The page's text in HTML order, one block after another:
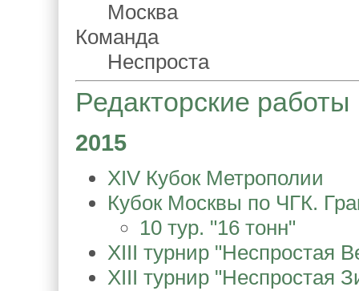
Москва
Команда
Неспроста
Редакторские работы
2015
XIV Кубок Метрополии
Кубок Москвы по ЧГК.
10 тур. "16 тонн"
XIII турнир "Неспростая
XIII турнир "Неспростая